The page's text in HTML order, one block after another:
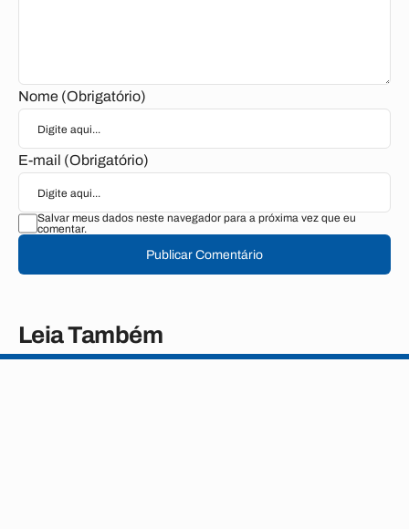
Nome (Obrigatório)
E-mail (Obrigatório)
Salvar meus dados neste navegador para a próxima vez que eu
comentar.
Publicar Comentário
Leia Também